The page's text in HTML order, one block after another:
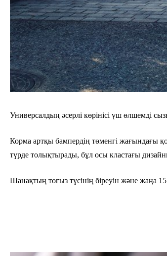
Универсалдың әсерлі көрінісі үш өлшемді
Корма артқы бампердің төменгі жағындағы
түрде толықтырады, бұл осы кластағы
Шанақтың тоғыз түсінің біреуін және жаңа